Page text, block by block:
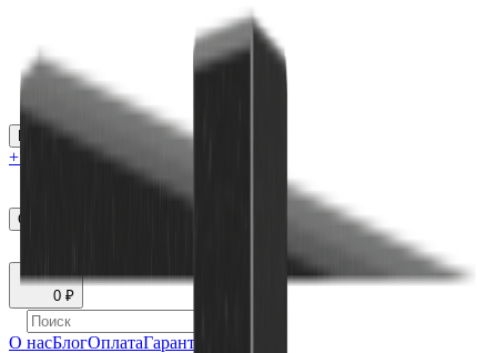
Каталог
+7 (926) 211 90 79
Обратный звонок
0 ₽
О насБлогОплатаГарантия